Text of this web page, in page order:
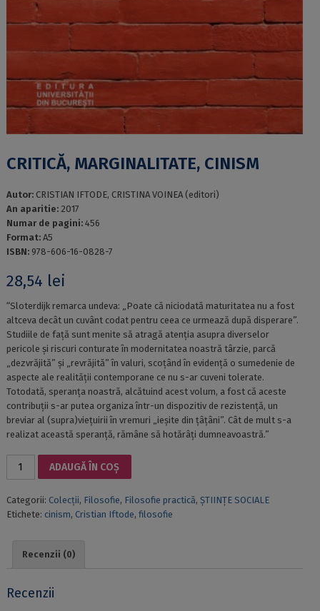
CRITICĂ, MARGINALITATE, CINISM
Autor: CRISTIAN IFTODE, CRISTINA VOINEA (editori)
An aparitie: 2017
Numar de pagini: 456
Format: A5
ISBN: 978-606-16-0828-7
28,54 lei
“Sloterdijk remarca undeva: „Poate că niciodată maturitatea nu a fost
altceva decât un cuvânt codat pentru ceea ce urmează după disperare”.
Studiile de faţă sunt menite să atragă atenţia asupra diverselor
pericole şi riscuri conturate în modernitatea noastră târzie, parcă
„dezvrăjită” şi „revrăjită” în valuri, scoţând în evidenţă o sumedenie de
aspecte ale realităţii contemporane ce nu s-ar cuveni tolerate.
Totodată, speranţa noastră, alcătuind acest volum, a fost că aceste
contribuţii s-ar putea organiza într-un dispozitiv de rezistenţă, un
breviar al (supra)vieţuirii în vremuri „ieşite din ţâţâni”. Cât de mult s-a
realizat această speranţă, rămâne să hotărâţi dumneavoastră.”
CINISM
ADAUGĂ ÎN COȘ
Categorii: Colecții, Filosofie, Filosofie practică, ȘTIINȚE SOCIALE
Etichete: cinism, Cristian Iftode, filosofie
Recenzii (0)
Recenzii